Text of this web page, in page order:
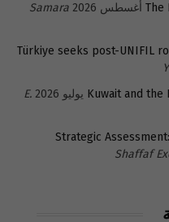
The
Samara
Türkiye seeks post-UNIFIL
Kuwait and the
E.
Strategic
Shaffaf